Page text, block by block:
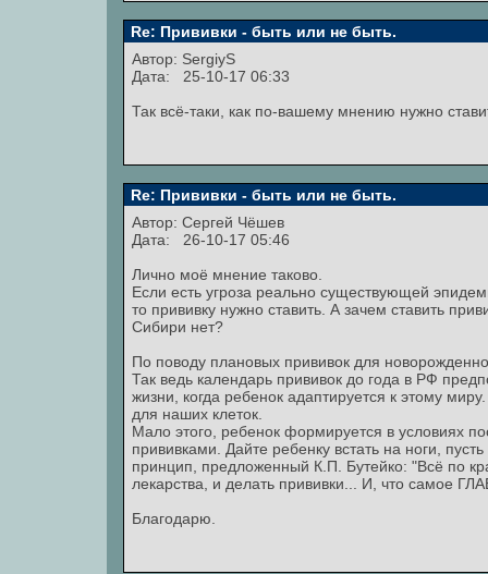
Re: Прививки - быть или не быть.
Автор: SergiyS
Дата: 25-10-17 06:33
Так всё-таки, как по-вашему мнению нужно
Re: Прививки - быть или не быть.
Автор: Сергей Чёшев
Дата: 26-10-17 05:46
Лично моё мнение таково.
Если есть угроза реально существующей
то прививку нужно ставить. А зачем ставить
Сибири нет?
По поводу плановых прививок для
Так ведь календарь прививок до года в РФ
жизни, когда ребенок адаптируется к этому
для наших клеток.
Мало этого, ребенок формируется в условиях
прививками. Дайте ребенку встать на ноги,
принцип, предложенный К.П. Бутейко: "Всё по
лекарства, и делать прививки... И, что самое
Благодарю.